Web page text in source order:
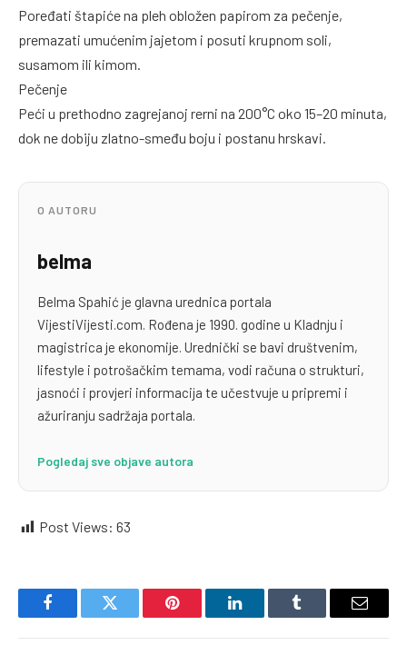
Poređati štapiće na pleh obložen papirom za pečenje,
premazati umućenim jajetom i posuti krupnom soli,
susamom ili kimom.
Pečenje
Peći u prethodno zagrejanoj rerni na 200°C oko 15–20 minuta,
dok ne dobiju zlatno-smeđu boju i postanu hrskavi.
O AUTORU
belma
Belma Spahić je glavna urednica portala
VijestiVijesti.com. Rođena je 1990. godine u Kladnju i
magistrica je ekonomije. Urednički se bavi društvenim,
lifestyle i potrošačkim temama, vodi računa o strukturi,
jasnoći i provjeri informacija te učestvuje u pripremi i
ažuriranju sadržaja portala.
Pogledaj sve objave autora
Post Views: 63
FacebookTwitter Pinterest LinkedInTumblr Email